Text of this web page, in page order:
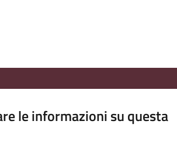
le informazioni su questa